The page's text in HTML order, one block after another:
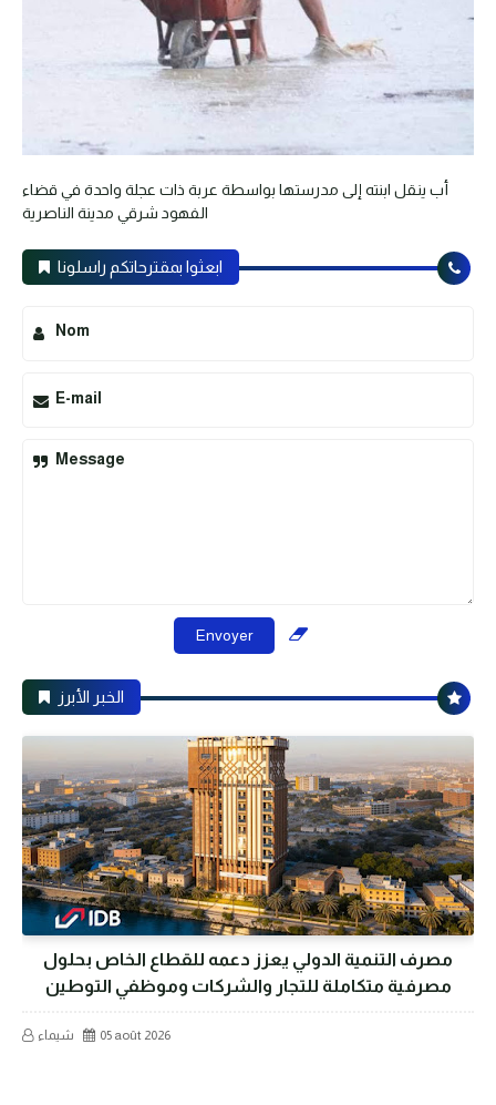
أب ينقل ابنته إلى مدرستها بواسطة عربة ذات عجلة واحدة في قضاء
الفهود شرقي مدينة الناصرية
ابعثوا بمقترحاتكم راسلونا
Nom
E-mail
Message
الخبر الأبرز
مصرف التنمية الدولي يعزز دعمه للقطاع الخاص بحلول
مصرفية متكاملة للتجار والشركات وموظفي التوطين
شيماء 05 août 2026